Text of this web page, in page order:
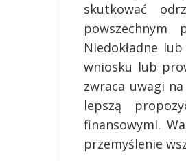
skutkować
powszechnym
Niedokładne
wniosku lub
zwraca uwagi
lepszą
finansowymi.
przemyślenie